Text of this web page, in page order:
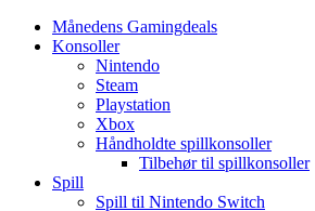
Månedens Gamingdeals
Konsoller
Nintendo
Steam
Playstation
Xbox
Håndholdte spillkonsoller
Tilbehør til spillkonsoller
Spill
Spill til Nintendo Switch